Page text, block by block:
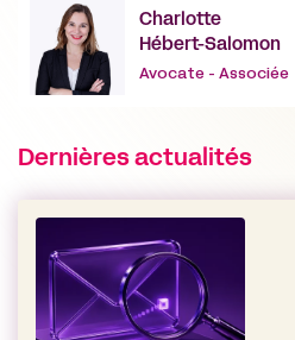
Charlotte
Hébert-Salomon
Avocate - Associée
Dernières actualités